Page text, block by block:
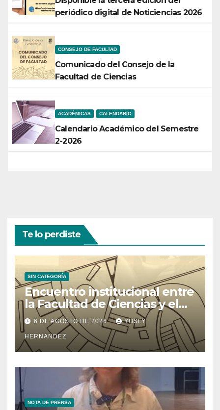
periódico digital de Noticiencias 2026
CONSEJO DE FACULTAD
Comunicado del Consejo de la
Facultad de Ciencias
ACADÉMICAS CALENDARIO
Calendario Académico del Semestre
2-2026
Te lo perdiste
SIN CATEGORÍA
Encuentro institucional entre
la Facultad de Ciencias y el
Ministerio de Ciencia y
Tecnología
6 DE AGOSTO DE 2026 YOSLY
HERNANDEZ
NOTA DE PRENSA